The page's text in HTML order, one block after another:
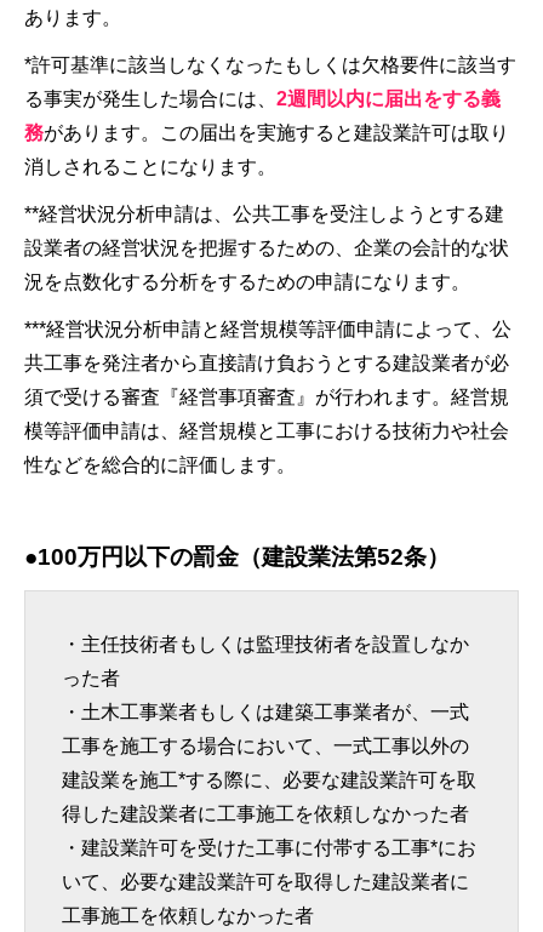
あります。
*許可基準に該当しなくなったもしくは欠格要件に該当す
る事実が発生した場合には、 2週間以内に届出をする義
務があります。この届出を実施すると建設業許可は取り
消しされることになります。
**経営状況分析申請は、公共工事を受注しようとする建
設業者の経営状況を把握するための、企業の会計的な状
況を点数化する分析をするための申請になります。
***経営状況分析申請と経営規模等評価申請によって、公
共工事を発注者から直接請け負おうとする建設業者が必
須で受ける審査『経営事項審査』が行われます。経営規
模等評価申請は、経営規模と工事における技術力や社会
性などを総合的に評価します。
●100万円以下の罰金（建設業法第52条）
・主任技術者もしくは監理技術者を設置しなか
った者
・土木工事業者もしくは建築工事業者が、一式
工事を施工する場合において、一式工事以外の
建設業を施工*する際に、必要な建設業許可を取
得した建設業者に工事施工を依頼しなかった者
・建設業許可を受けた工事に付帯する工事*にお
いて、必要な建設業許可を取得した建設業者に
工事施工を依頼しなかった者